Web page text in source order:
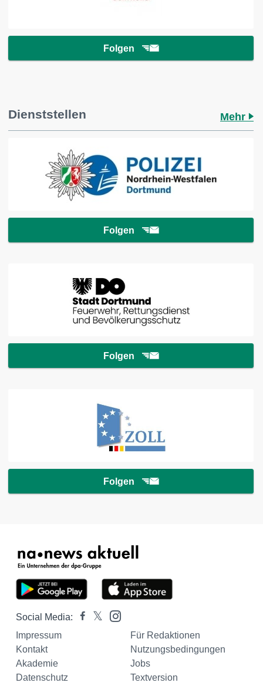
Folgen
Dienststellen Mehr
Folgen
Folgen
Folgen
Social Media:
Impressum
Für Redaktionen
Kontakt
Nutzungsbedingungen
Akademie
Jobs
Datenschutz
Textversion